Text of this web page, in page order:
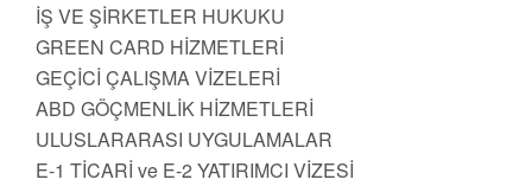
İŞ VE ŞİRKETLER HUKUKU
GREEN CARD HİZMETLERİ
GEÇİCİ ÇALIŞMA VİZELERİ
ABD GÖÇMENLİK HİZMETLERİ
ULUSLARARASI UYGULAMALAR
E-1 TİCARİ ve E-2 YATIRIMCI VİZESİ